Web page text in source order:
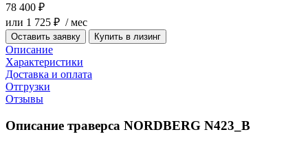
78 400 ₽
или 1 725 ₽ / мес
Оставить заявку Купить в лизинг
Описание
Характеристики
Доставка и оплата
Отгрузки
Отзывы
Описание траверса NORDBERG N423_B